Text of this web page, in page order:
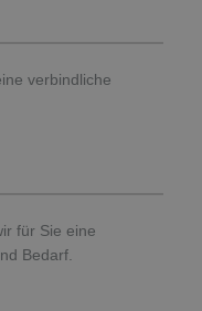
verbindliche
für Sie eine
Bedarf.